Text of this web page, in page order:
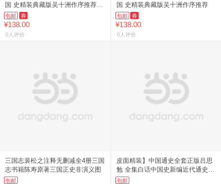
国 史精装典藏版吴十洲作序推荐
203
包邮 券
¥138.00
0人评价
国 史精装典藏版吴十洲作序推荐
包邮 券
¥138.00
0人评价
三国志裴松之注释无删减全4册三国
志书籍陈寿原著三国正史非演义图
包邮
皮面精装】中国通史全套正版吕思
勉 全集白话中国史新编近代通史文
白
包邮